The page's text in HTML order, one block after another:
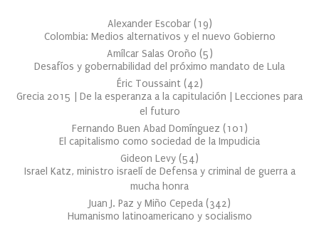
Alexander Escobar (19)
Colombia: Medios alternativos y el nuevo Gobierno
Amílcar Salas Oroño (5)
Desafíos y gobernabilidad del próximo mandato de Lula
Éric Toussaint (42)
Grecia 2015 | De la esperanza a la capitulación | Lecciones para
el futuro
Fernando Buen Abad Domínguez (101 )
El capitalismo como sociedad de la Impudicia
Gideon Levy (54)
Israel Katz, ministro israelí de Defensa y criminal de guerra a
mucha honra
Juan J. Paz y Miño Cepeda (342)
Humanismo latinoamericano y socialismo